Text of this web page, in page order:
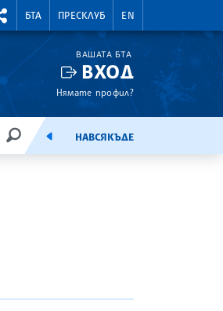
RIGHTMENU.SOCIAL
БТА ПРЕСКЛУБ EN
ВАШАТА БТА
ВХОД
Нямате профил?
ТЪРСЕНЕЕМИСИЯНАВСЯКЪДЕ